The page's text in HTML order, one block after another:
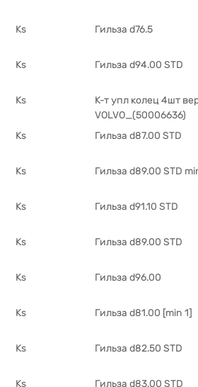
Ks Гильза d76.5
Ks Гильза d94.00 STD
Ks
К-т упл колец 4шт
VOLVO_(50006636)
Ks Гильза d87.00 STD
Ks Гильза d89.00 STD
Ks Гильза d91.10 STD
Ks Гильза d89.00 STD
Ks Гильза d96.00
Ks Гильза d81.00 [min 1]
Ks Гильза d82.50 STD
Ks Гильза d83.00 STD